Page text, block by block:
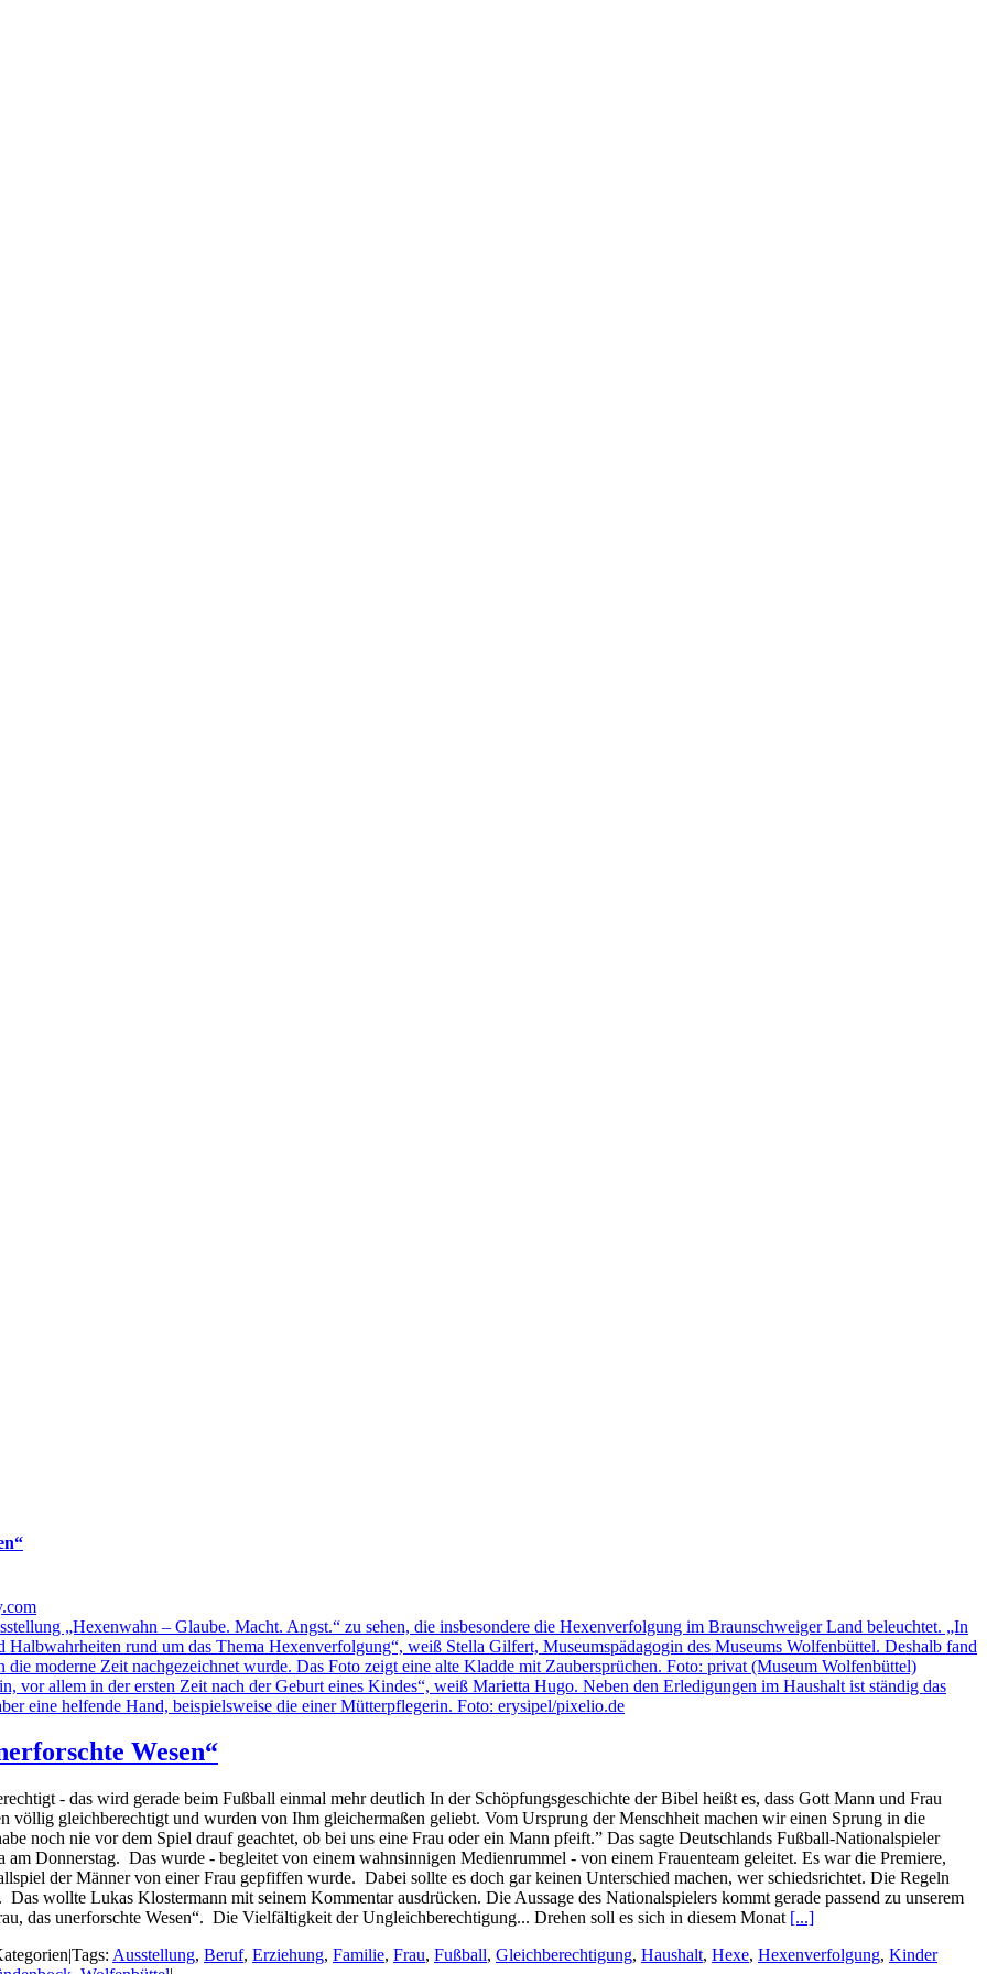
Wesen“
- das wird gerade beim Fußball einmal mehr deutlich In der Schöpfungsgeschichte der Bibel heißt es, dass Gott Mann und Frau
völlig gleichberechtigt und wurden von Ihm gleichermaßen geliebt. Vom Ursprung der Menschheit machen wir einen Sprung in die
noch nie vor dem Spiel drauf geachtet, ob bei uns eine Frau oder ein Mann pfeift.” Das sagte Deutschlands Fußball-Nationalspieler
Donnerstag. Das wurde - begleitet von einem wahnsinnigen Medienrummel - von einem Frauenteam geleitet. Es war die Premiere,
der Männer von einer Frau gepfiffen wurde. Dabei sollte es doch gar keinen Unterschied machen, wer schiedsrichtet. Die Regeln
wollte Lukas Klostermann mit seinem Kommentar ausdrücken. Die Aussage des Nationalspielers kommt gerade passend zu unserem
das unerforschte Wesen“. Die Vielfältigkeit der Ungleichberechtigung... Drehen soll es sich in diesem Monat [...]
|Tags: Ausstellung, Beruf, Erziehung, Familie, Frau, Fußball, Gleichberechtigung, Haushalt, Hexe, Hexenverfolgung, Kinder